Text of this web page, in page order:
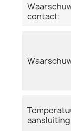
contact: